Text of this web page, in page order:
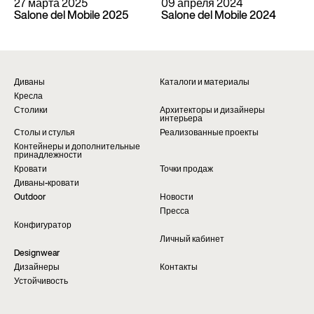
27 марта 2025
Salone del Mobile 2025
09 апреля 2024
Salone del Mobile 2024
Диваны
Каталоги и материалы
Кресла
Столики
Архитекторы и дизайнеры
интерьера
Столы и стулья
Реализованные проекты
Контейнеры и дополнительные
принадлежности
Кровати
Точки продаж
Диваны-кровати
Outdoor
Новости
Пресса
Конфигуратор
Личный кабинет
Designwear
Дизайнеры
Контакты
Устойчивость